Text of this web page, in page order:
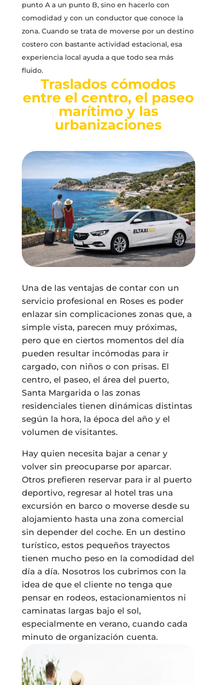
punto A a un punto B, sino en hacerlo con
comodidad y con un conductor que conoce la
zona. Cuando se trata de moverse por un destino
costero con bastante actividad estacional, esa
experiencia local ayuda a que todo sea más
fluido.
Traslados cómodos
entre el centro, el paseo
marítimo y las
urbanizaciones
Una de las ventajas de contar con un
servicio profesional en Roses es poder
enlazar sin complicaciones zonas que, a
simple vista, parecen muy próximas,
pero que en ciertos momentos del día
pueden resultar incómodas para ir
cargado, con niños o con prisas. El
centro, el paseo, el área del puerto,
Santa Margarida o las zonas
residenciales tienen dinámicas distintas
según la hora, la época del año y el
volumen de visitantes.
Hay quien necesita bajar a cenar y
volver sin preocuparse por aparcar.
Otros prefieren reservar para ir al puerto
deportivo, regresar al hotel tras una
excursión en barco o moverse desde su
alojamiento hasta una zona comercial
sin depender del coche. En un destino
turístico, estos pequeños trayectos
tienen mucho peso en la comodidad del
día a día. Nosotros los cubrimos con la
idea de que el cliente no tenga que
pensar en rodeos, estacionamientos ni
caminatas largas bajo el sol,
especialmente en verano, cuando cada
minuto de organización cuenta.